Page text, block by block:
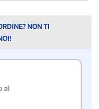
NON TI
al